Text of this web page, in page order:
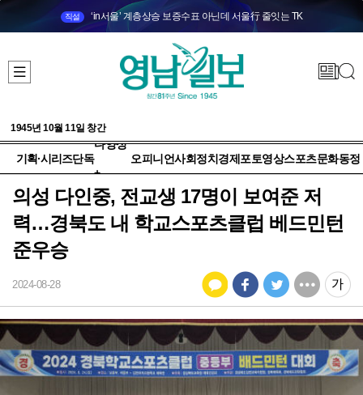
직설 ‘in서울’ 계층상승 보증수표 아닌데 서울行 줄잇는 TK
1945년 10월 11일 창간
기획·시리즈단독
다양성
+
오피니언사회정치 경제 포토영상스포츠문화동정
의성 다인중, 전교생 17명이 보여준 저
력…경북도 내 학교스포츠클럽 베드민턴
준우승
2024-08-28